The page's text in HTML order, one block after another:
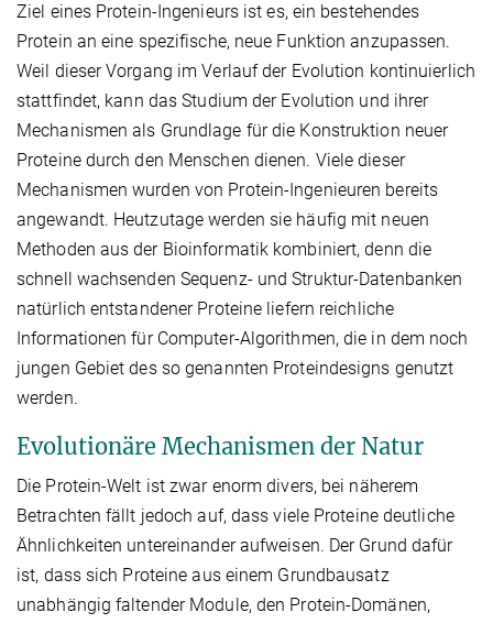
Ziel eines Protein-Ingenieurs ist es, ein bestehendes
Protein an eine spezifische, neue Funktion anzupassen.
Weil dieser Vorgang im Verlauf der Evolution kontinuierlich
stattfindet, kann das Studium der Evolution und ihrer
Mechanismen als Grundlage für die Konstruktion neuer
Proteine durch den Menschen dienen. Viele dieser
Mechanismen wurden von Protein-Ingenieuren bereits
angewandt. Heutzutage werden sie häufig mit neuen
Methoden aus der Bioinformatik kombiniert, denn die
schnell wachsenden Sequenz- und Struktur-Datenbanken
natürlich entstandener Proteine liefern reichliche
Informationen für Computer-Algorithmen, die in dem noch
jungen Gebiet des so genannten Proteindesigns genutzt
werden.
Evolutionäre Mechanismen der Natur
Die Protein-Welt ist zwar enorm divers, bei näherem
Betrachten fällt jedoch auf, dass viele Proteine deutliche
Ähnlichkeiten untereinander aufweisen. Der Grund dafür
ist, dass sich Proteine aus einem Grundbausatz
unabhängig faltender Module, den Protein-Domänen,